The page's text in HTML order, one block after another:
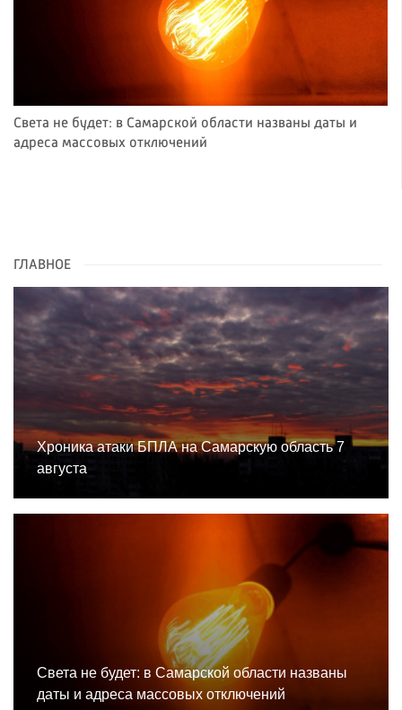
Света не будет: в Самарской области названы даты и
адреса массовых отключений
ГЛАВНОЕ
Хроника атаки БПЛА на Самарскую область 7
августа
Света не будет: в Самарской области названы
даты и адреса массовых отключений